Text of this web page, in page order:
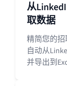
从
取数据
精简您的招
自动从
并导出到